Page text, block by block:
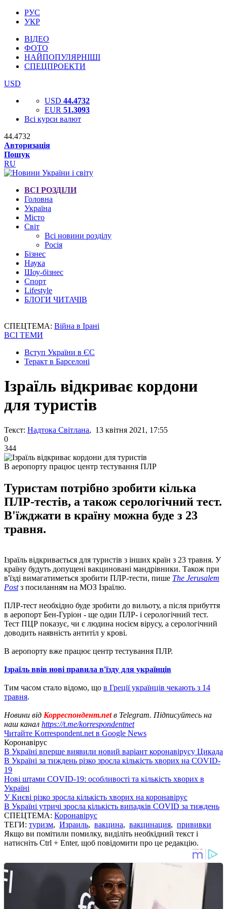
РУС
УКР
ВІДЕО
ФОТО
НАЙПОПУЛЯРНІШІ
СПЕЦПРОЕКТИ
USD
USD 44.4732
EUR 51.3093
Всі курси валют
44.4732
Авторизація
Пошук
RU
ВСІ РОЗДІЛИ
Головна
Україна
Місто
Світ
Всі новини розділу
Росія
Бізнес
Наука
Шоу-бізнес
Спорт
Lifestyle
БЛОГИ ЧИТАЧІВ
СПЕЦТЕМА: Війна в Ірані
ВСІ ТЕМИ
Вступ України в ЄС
Теракт в Барселоні
Ізраїль відкриває кордони
для туристів
Текст: Надтока Світлана, 13 квітня 2021, 17:55
0
344
В аеропорту працює центр тестування ПЛР
Туристам потрібно зробити кілька
ПЛР-тестів, а також серологічний тест.
В'їжджати в країну можна буде з 23
травня.
Ізраїль відкривається для туристів з інших країн з 23 травня. У
країну будуть допущені вакциновані мандрівники. Також при
в'їзді вимагатиметься зробити ПЛР-тести, пише The Jerusalem
Postз посиланням на МОЗ Ізраїлю.
ПЛР-тест необхідно буде зробити до вильоту, а після прибуття
в аеропорт Бен-Гуріон - ще один ПЛР- і серологічний тест.
Тест ПЦР показує, чи є людина носієм вірусу, а серологічний
доводить наявність антитіл у крові.
В аеропорту вже працює центр тестування ПЛР.
Ізраїль ввів нові правила в'їзду для українців
Тим часом стало відомо, що в Греції українців чекають з 14
травня.
Новини від Корреспондент.netв Telegram. Підписуйтесь на
наш канал https://t.me/korrespondentnet
Читайте Korrespondent.net в Google News
Коронавірус
В Україні вперше виявили новий варіант коронавірусу Цикада
В Україні за тиждень різко зросла кількість хворих на COVID-
19
Нові штами COVID-19: особливості та кількість хворих в
Україні
У Києві різко зросла кількість хворих на коронавірус
В Україні утричі зросла кількість випадків COVID за тиждень
СПЕЦТЕМА: Коронавірус
ТЕГИ: туризм, Израиль, вакцина, вакцинация, прививки
Якщо ви помітили помилку, виділіть необхідний текст і
натисніть Ctrl + Enter, щоб повідомити про це редакцію.